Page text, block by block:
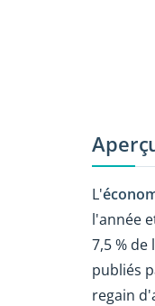
L'
l'année
7,5 %
publiés
regain